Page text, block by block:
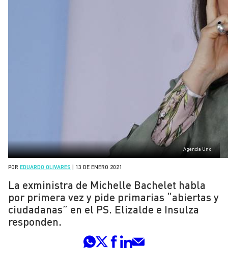
Agencia Uno
POR EDUARDO OLIVARES 13 DE ENERO 2021
La exministra de Michelle Bachelet habla
por primera vez y pide primarias “abiertas y
ciudadanas” en el PS. Elizalde e Insulza
responden.